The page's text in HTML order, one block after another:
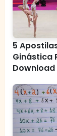
5
Ginástica
Download